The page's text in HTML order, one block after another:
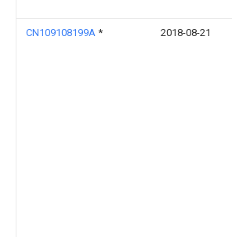
CN109108199A * 2018-08-21